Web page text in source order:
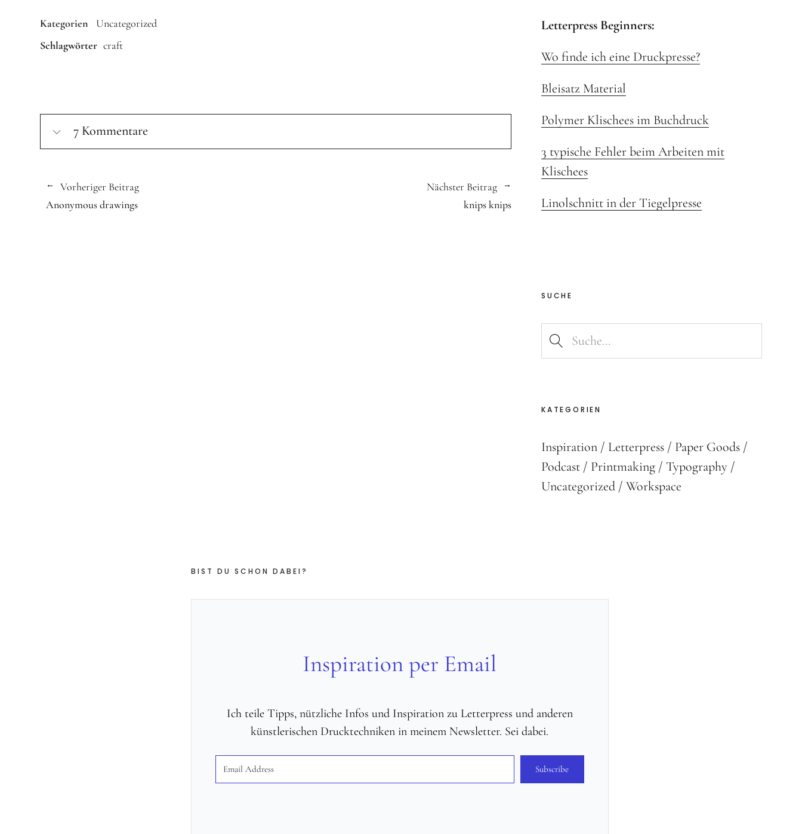
Kategorien
Uncategorized
Schlagwörter craft
7 Kommentare
Vorheriger Beitrag
Anonymous drawings
Nächster Beitrag
knips knips
Letterpress Beginners:
Wo finde ich eine Druckpresse?
Bleisatz Material
Polymer Klischees im Buchdruck
3 typische Fehler beim Arbeiten mit
Klischees
Linolschnitt in der Tiegelpresse
SUCHE
KATEGORIEN
Inspiration Letterpress
Paper Goods
Podcast
Printmaking
Typography
Uncategorized
Workspace
BIST DU SCHON DABEI?
Inspiration per Email
Ich teile Tipps, nützliche Infos und Inspiration zu Letterpress und anderen
künstlerischen Drucktechniken in meinem Newsletter. Sei dabei.
Subscribe